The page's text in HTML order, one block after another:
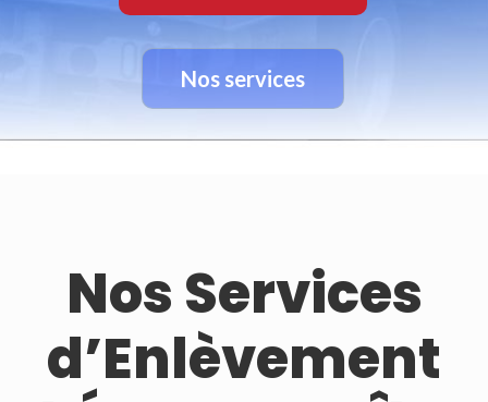
Nos services
Nos Services
d’Enlèvement